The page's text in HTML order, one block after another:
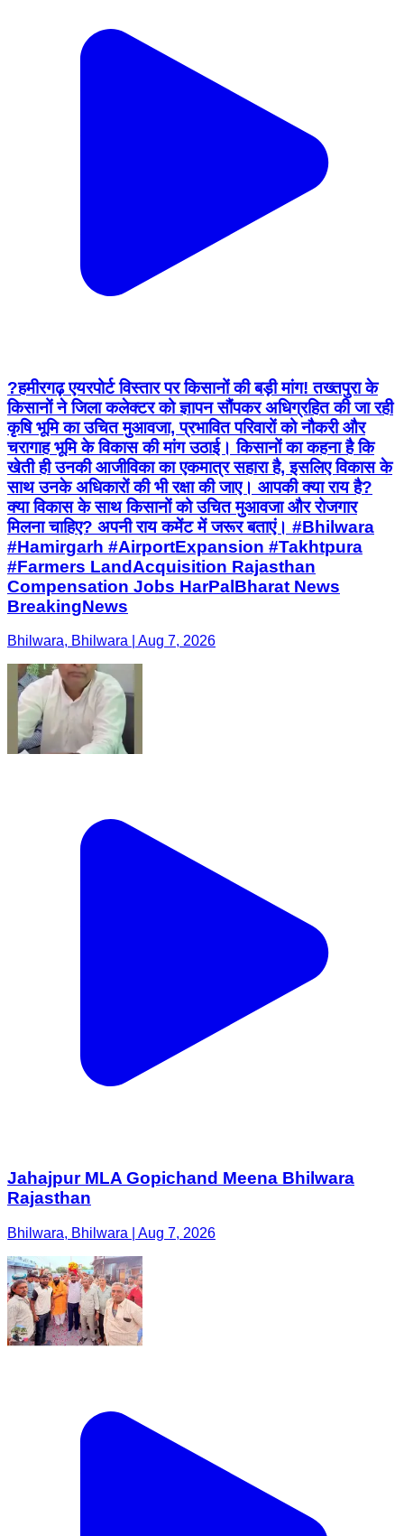
?हमीरगढ़ एयरपोर्ट विस्तार पर किसानों की बड़ी मांग! तख्तपुरा के
किसानों ने जिला कलेक्टर को ज्ञापन सौंपकर अधिग्रहित की जा रही
कृषि भूमि का उचित मुआवजा, प्रभावित परिवारों को नौकरी और
चरागाह भूमि के विकास की मांग उठाई। किसानों का कहना है कि
खेती ही उनकी आजीविका का एकमात्र सहारा है, इसलिए विकास के
साथ उनके अधिकारों की भी रक्षा की जाए। आपकी क्या राय है?
क्या विकास के साथ किसानों को उचित मुआवजा और रोजगार
मिलना चाहिए? अपनी राय कमेंट में जरूर बताएं। #Bhilwara
#Hamirgarh #AirportExpansion #Takhtpura
#Farmers LandAcquisition Rajasthan
Compensation Jobs HarPalBharat News
BreakingNews
Bhilwara, Bhilwara | Aug 7, 2026
Jahajpur MLA Gopichand Meena Bhilwara
Rajasthan
Bhilwara, Bhilwara | Aug 7, 2026